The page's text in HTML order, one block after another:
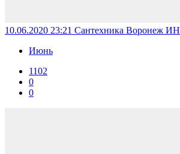
10.06.2020 23:21 Сантехника Воронеж ИН
Июнь
1102
0
0